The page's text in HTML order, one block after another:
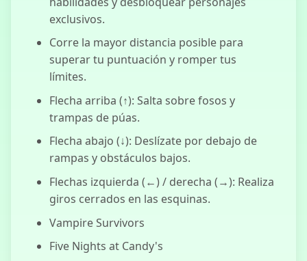
exclusivos.
Corre la mayor distancia posible para
superar tu puntuación y romper tus
límites.
Flecha arriba (↑): Salta sobre fosos y
trampas de púas.
Flecha abajo (↓): Deslízate por debajo de
rampas y obstáculos bajos.
Flechas izquierda (←) / derecha (→): Realiza
giros cerrados en las esquinas.
Vampire Survivors
Five Nights at Candy's